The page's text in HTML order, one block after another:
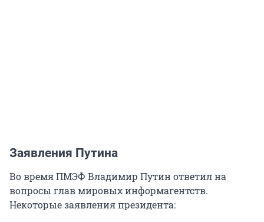
Заявления Путина
Во время ПМЭФ Владимир Путин ответил на
вопросы глав мировых информагентств.
Некоторые заявления президента: